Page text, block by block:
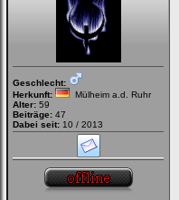
Geschlecht:
Herkunft:
Mülheim a.d. Ruhr
Alter: 59
Beiträge: 47
Dabei seit: 10 / 2013